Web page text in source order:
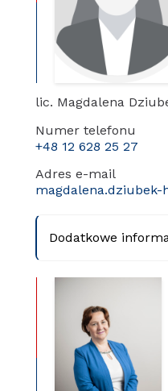
lic. Magdalena
Numer telefonu
+48 12 628 25 27
Adres e-mail
magdalena.dziubek-
Dodatkowe